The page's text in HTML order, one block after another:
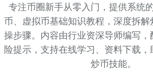
专注币圈新手从零入门，提供系统
币、虚拟币基础知识教程，深度拆
操步骤。内容由行业资深导师编写
险提示，支持在线学习、资料下载
炒币技能。